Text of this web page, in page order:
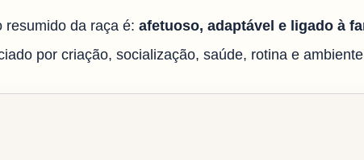
resumido da raça é: afetuoso, adaptável e ligado à
por criação, socialização, saúde, rotina e